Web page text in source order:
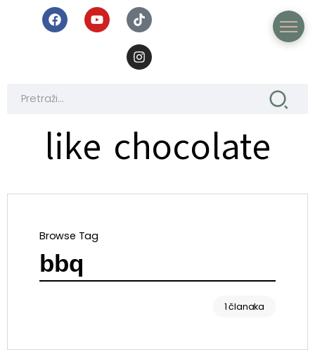
like chocolate
Browse Tag
bbq
1 članaka